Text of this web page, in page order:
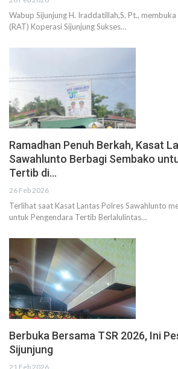
Wabup Sijunjung H. Iraddatillah,S. Pt.,
(RAT) Koperasi Sijunjung Sukses…
Ramadhan Penuh Berkah, Kasat
Sawahlunto Berbagi Sembako
Tertib di…
26 Feb 2026
Terlihat saat Kasat Lantas Polres Sawahlunto
untuk Pengendara Tertib Berlalulintas…
Berbuka Bersama TSR 2026, Ini
Sijunjung
21 Feb 2026